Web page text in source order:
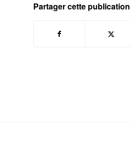
Partager cette publication